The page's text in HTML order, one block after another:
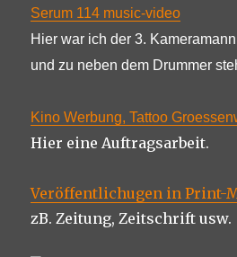
Serum 114 music-video
Hier war ich der 3.
und zu neben dem Drummer
Kino Werbung, Tattoo
Hier eine Auftragsarbeit.
Veröffentlichugen in Print-
zB. Zeitung, Zeitschrift usw.